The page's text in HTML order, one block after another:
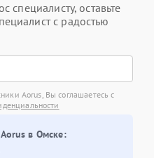
специалисту, оставьте
с радостью
Aorus, Вы соглашаетесь с
в Омске: